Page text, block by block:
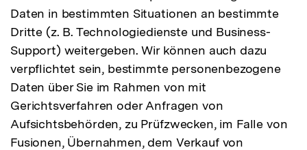
Daten in bestimmten Situationen an bestimmte
Dritte (z. B. Technologiedienste und Business-
Support) weitergeben. Wir können auch dazu
verpflichtet sein, bestimmte personenbezogene
Daten über Sie im Rahmen von mit
Gerichtsverfahren oder Anfragen von
Aufsichtsbehörden, zu Prüfzwecken, im Falle von
Fusionen, Übernahmen, dem Verkauf von